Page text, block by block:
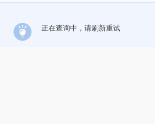
正在查询中，请刷新重试